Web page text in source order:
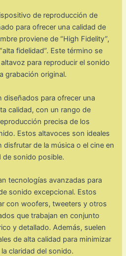
de reproducción de
para ofrecer una calidad de
proviene de “High Fidelity”,
fidelidad”. Este término se
para reproducir el sonido
grabación original.
diseñados para ofrecer una
calidad, con un rango de
precisa de los
Estos altavoces son ideales
disfrutar de la música o el cine en
de sonido posible.
tecnologías avanzadas para
sonido excepcional. Estos
con woofers, tweeters y otros
que trabajan en conjunto
y detallado. Además, suelen
de alta calidad para minimizar
claridad del sonido.